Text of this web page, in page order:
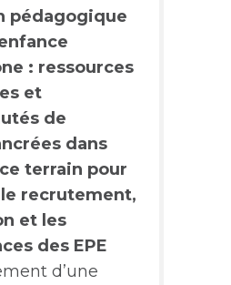
pédagogique
: ressources
et
de
dans
terrain pour
recrutement,
et les
des EPE
d’une